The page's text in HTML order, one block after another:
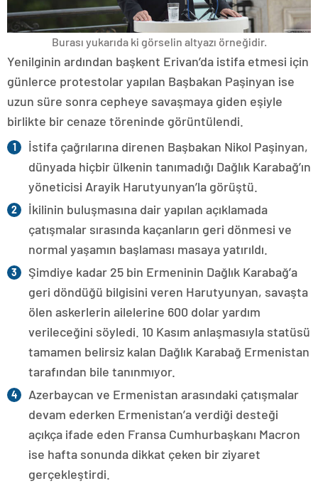
Burası yukarıda ki görselin altyazı örneğidir.
Yenilginin ardından başkent Erivan’da istifa etmesi için
günlerce protestolar yapılan Başbakan Paşinyan ise
uzun süre sonra cepheye savaşmaya giden eşiyle
birlikte bir cenaze töreninde görüntülendi.
İstifa çağrılarına direnen Başbakan Nikol Paşinyan,
dünyada hiçbir ülkenin tanımadığı Dağlık Karabağ’ın
yöneticisi Arayik Harutyunyan’la görüştü.
İkilinin buluşmasına dair yapılan açıklamada
çatışmalar sırasında kaçanların geri dönmesi ve
normal yaşamın başlaması masaya yatırıldı.
Şimdiye kadar 25 bin Ermeninin Dağlık Karabağ’a
geri döndüğü bilgisini veren Harutyunyan, savaşta
ölen askerlerin ailelerine 600 dolar yardım
verileceğini söyledi. 10 Kasım anlaşmasıyla statüsü
tamamen belirsiz kalan Dağlık Karabağ Ermenistan
tarafından bile tanınmıyor.
Azerbaycan ve Ermenistan arasındaki çatışmalar
devam ederken Ermenistan’a verdiği desteği
açıkça ifade eden Fransa Cumhurbaşkanı Macron
ise hafta sonunda dikkat çeken bir ziyaret
gerçekleştirdi.